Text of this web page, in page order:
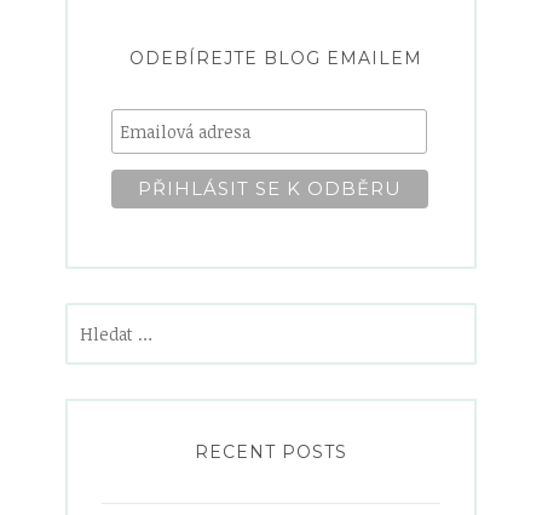
ODEBÍREJTE BLOG EMAILEM
RECENT POSTS